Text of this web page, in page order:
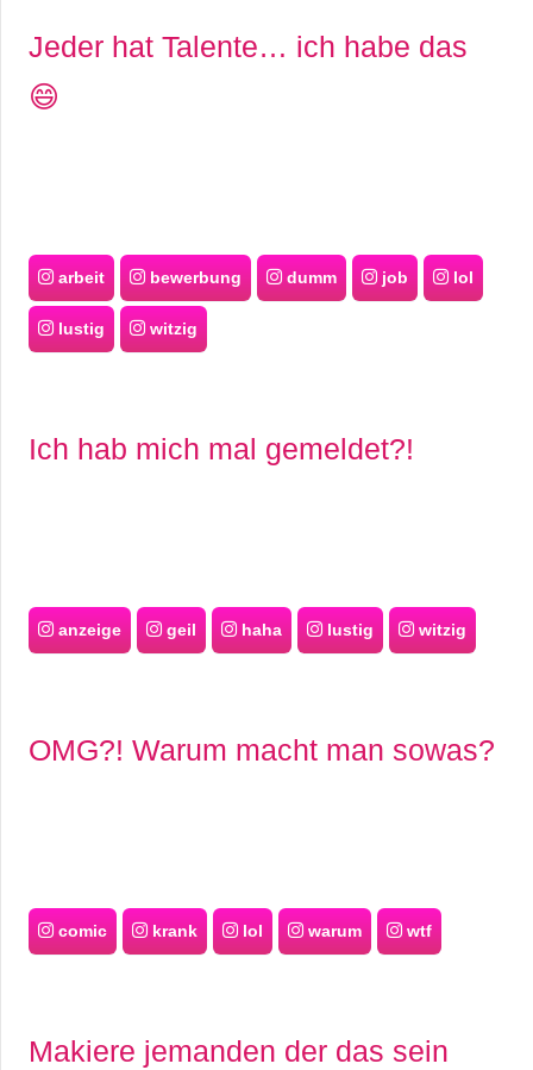
Jeder hat Talente… ich habe das
😄
arbeit bewerbung dumm job lol
lustig witzig
Ich hab mich mal gemeldet?!
anzeige geil haha lustig witzig
OMG?! Warum macht man sowas?
comic krank lol warum wtf
Makiere jemanden der das sein